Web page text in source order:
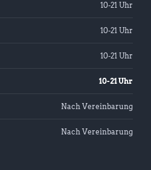
10-21 Uhr
10-21 Uhr
10-21 Uhr
10-21 Uhr
Nach Vereinbarung
Nach Vereinbarung